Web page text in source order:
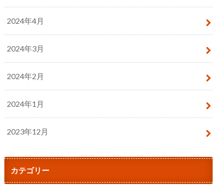
2024年4月
2024年3月
2024年2月
2024年1月
2023年12月
カテゴリー